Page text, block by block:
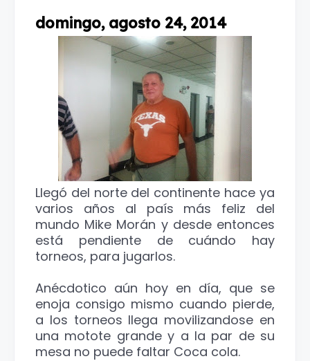
domingo, agosto 24, 2014
Llegó del norte del continente hace ya
varios años al país más feliz del
mundo Mike Morán y desde entonces
está pendiente de cuándo hay
torneos, para jugarlos.
Anécdotico aún hoy en día, que se
enoja consigo mismo cuando pierde,
a los torneos llega movilizandose en
una motote grande y a la par de su
mesa no puede faltar Coca cola.